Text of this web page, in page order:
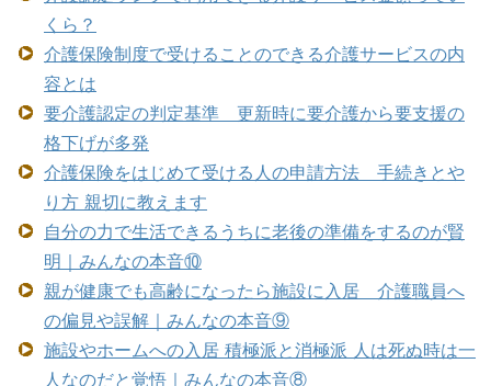
くら？
介護保険制度で受けることのできる介護サービスの内
容とは
要介護認定の判定基準 更新時に要介護から要支援の
格下げが多発
介護保険をはじめて受ける人の申請方法 手続きとや
り方 親切に教えます
自分の力で生活できるうちに老後の準備をするのが賢
明｜みんなの本音⑩
親が健康でも高齢になったら施設に入居 介護職員へ
の偏見や誤解｜みんなの本音⑨
施設やホームへの入居 積極派と消極派 人は死ぬ時は一
人なのだと覚悟｜みんなの本音⑧